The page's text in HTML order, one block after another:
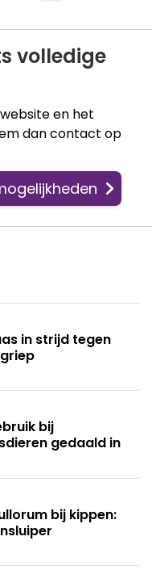
volledige
en het
dan contact op
in strijd tegen
bij
gedaald in
bij kippen: